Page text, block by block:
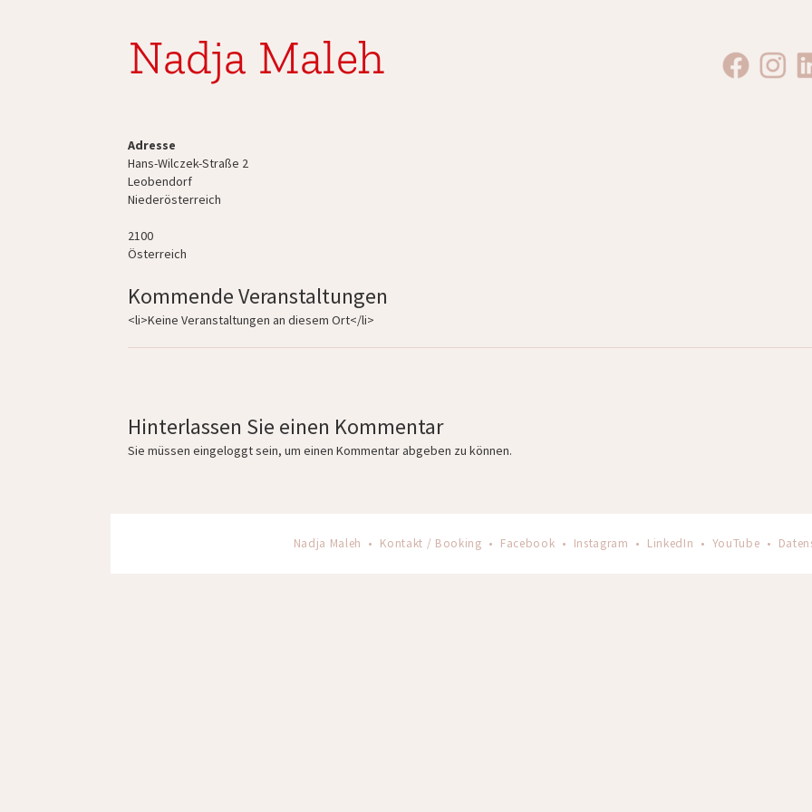
Nadja Maleh
Adresse
Hans-Wilczek-Straße 2
Leobendorf
Niederösterreich
2100
Österreich
Kommende Veranstaltungen
<li>Keine Veranstaltungen an diesem Ort</li>
Hinterlassen Sie einen Kommentar
Sie müssen eingeloggtsein, um einen Kommentar abgeben zu können.
Nadja Maleh • Kontakt / Booking • Facebook • Instagram • LinkedIn • YouTube •